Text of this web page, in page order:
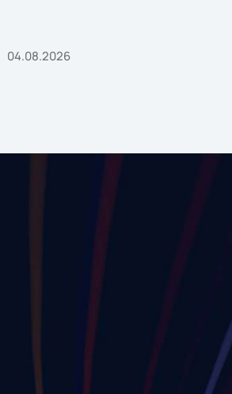
04.08.2026